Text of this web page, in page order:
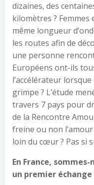
dizaines, des
kilomètres ?
même longueur
les routes afin de
une personne
Européens ont-ils
l’accélérateur
grimpe ? L’étude
travers 7 pays pour
de la Rencontre
freine ou non
loin du cœur ? Pas si
En France,
un premier